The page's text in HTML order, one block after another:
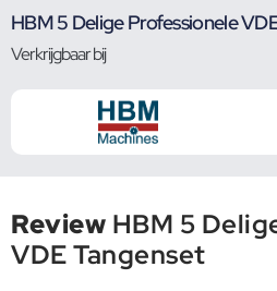
HBM 5 Delige Professionele
Verkrijgbaar bij
Review HBM 5
VDE Tangenset